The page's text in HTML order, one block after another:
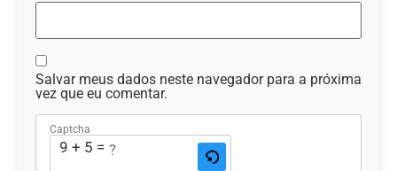
Salvar meus dados neste navegador para a próxima
vez que eu comentar.
Captcha
9 + 5 = ?